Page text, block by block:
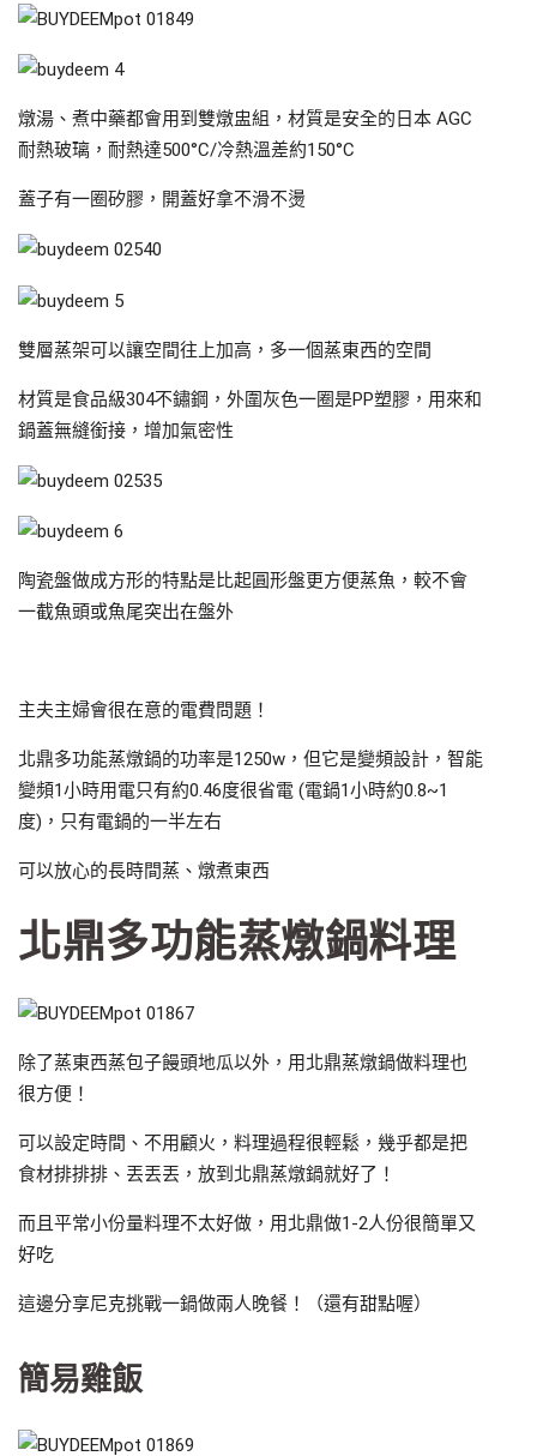
燉湯、煮中藥都會用到雙燉盅組，材質是安全的日本 AGC
耐熱玻璃，耐熱達500°C/冷熱溫差約150°C
蓋子有一圈矽膠，開蓋好拿不滑不燙
雙層蒸架可以讓空間往上加高，多一個蒸東西的空間
材質是食品級304不鏽鋼，外圍灰色一圈是PP塑膠，用來和
鍋蓋無縫銜接，增加氣密性
陶瓷盤做成方形的特點是比起圓形盤更方便蒸魚，較不會
一截魚頭或魚尾突出在盤外
主夫主婦會很在意的電費問題！
北鼎多功能蒸燉鍋的功率是1250w，但它是變頻設計，智能
變頻1小時用電只有約0.46度很省電 (電鍋1小時約0.8~1
度)，只有電鍋的一半左右
可以放心的長時間蒸、燉煮東西
北鼎多功能蒸燉鍋料理
除了蒸東西蒸包子饅頭地瓜以外，用北鼎蒸燉鍋做料理也
很方便！
可以設定時間、不用顧火，料理過程很輕鬆，幾乎都是把
食材排排排、丟丟丟，放到北鼎蒸燉鍋就好了！
而且平常小份量料理不太好做，用北鼎做1-2人份很簡單又
好吃
這邊分享尼克挑戰一鍋做兩人晚餐！（還有甜點喔）
簡易雞飯